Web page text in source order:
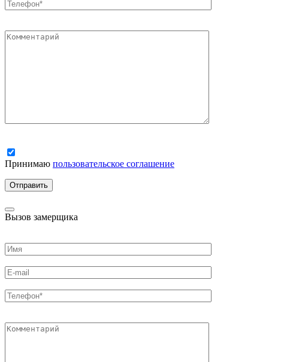
Принимаю пользовательское соглашение
Вызов замерщика